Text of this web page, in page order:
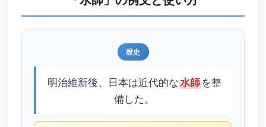
歴史
明治維新後、日本は近代的な水師を整
備した。